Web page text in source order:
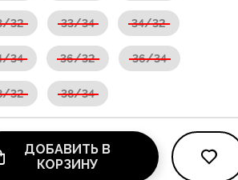
32 33/34 34/32
34 36/32 36/34
32 38/34
ДОБАВИТЬ В
КОРЗИНУ